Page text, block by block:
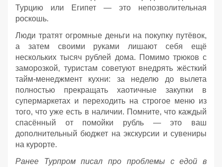
Турцию или Египет — это непозволительная
роскошь.
Люди тратят огромные деньги на покупку путёвок,
а затем своими руками лишают себя ещё
нескольких тысяч рублей дома. Помимо трюков с
заморозкой, туристам советуют внедрять жёсткий
тайм-менеджмент кухни: за неделю до вылета
полностью прекращать хаотичные закупки в
супермаркетах и переходить на строгое меню из
того, что уже есть в наличии. Помните, что каждый
спасённый от помойки рубль — это ваш
дополнительный бюджет на экскурсии и сувениры
на курорте.
Ранее Турпром писал про проблемы с едой в